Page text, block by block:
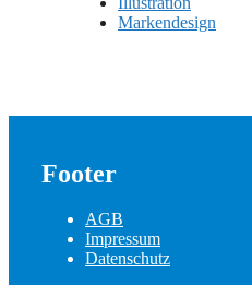
Markendesign
Footer
AGB
Impressum
Datenschutz